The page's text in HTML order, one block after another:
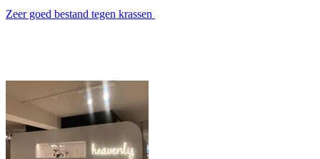
Zeer goed bestand tegen krassen